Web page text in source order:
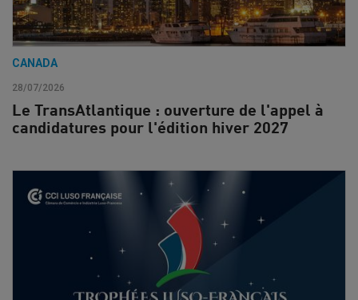
CANADA
28/07/2026
Le TransAtlantique : ouverture de l'appel à
candidatures pour l'édition hiver 2027